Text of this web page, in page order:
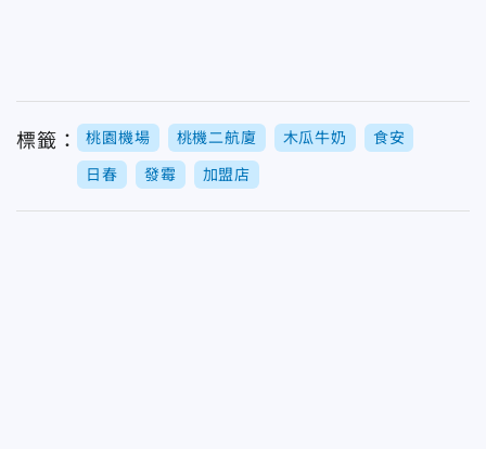
標籤： 桃園機場 桃機二航廈 木瓜牛奶 食安
日春 發霉 加盟店